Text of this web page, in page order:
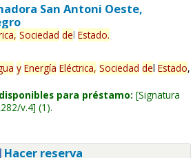
San Antoni Oeste,
Sociedad del Estado.
y Energía Eléctrica, Sociedad del Estado,
para préstamo: Signatura
v.4 (1).
Hacer reserva